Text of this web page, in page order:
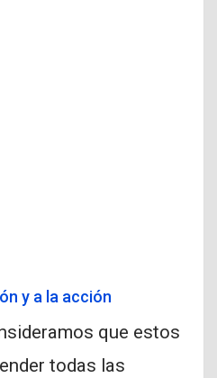
y a la acción
que estos
todas las